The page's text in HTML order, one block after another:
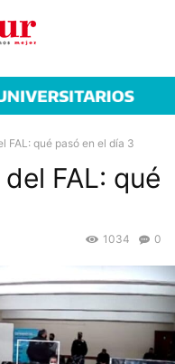
FAL: qué pasó en el día 3
FAL: qué
0
1034